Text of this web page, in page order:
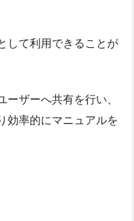
して利用できることが
ザーへ共有を行い、
効率的にマニュアルを